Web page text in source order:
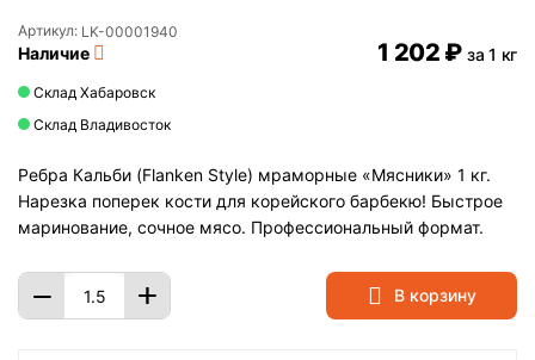
Артикул: LK-00001940
Наличие
Склад Хабаровск
Склад Владивосток
1 202 ₽ за 1 кг
Ребра Кальби (Flanken Style) мраморные «Мясники» 1 кг.
Нарезка поперек кости для корейского барбекю! Быстрое
маринование, сочное мясо. Профессиональный формат.
+
− В корзину